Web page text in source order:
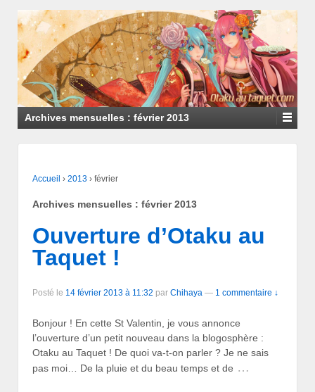
Archives mensuelles : février 2013
Accueil › 2013 › février
Archives mensuelles : février 2013
Ouverture d’Otaku au
Taquet !
Posté le 14 février 2013 à 11:32 par Chihaya — 1 commentaire ↓
Bonjour ! En cette St Valentin, je vous annonce
l’ouverture d’un petit nouveau dans la blogosphère :
Otaku au Taquet ! De quoi va-t-on parler ? Je ne sais
pas moi… De la pluie et du beau temps et de …